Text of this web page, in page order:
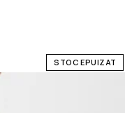
STOC EPUIZAT